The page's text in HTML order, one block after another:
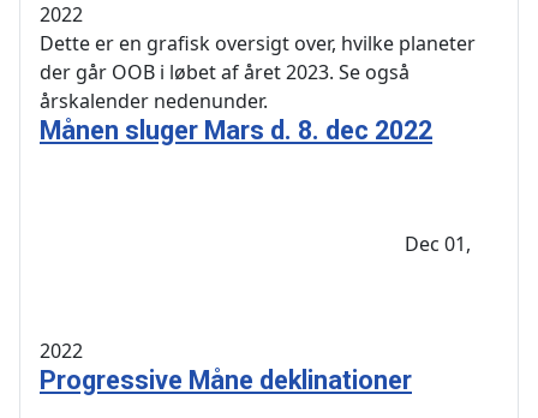
2022
Dette er en grafisk oversigt over, hvilke planeter
der går OOB i løbet af året 2023. Se også
årskalender nedenunder.
Månen sluger Mars d. 8. dec 2022
Dec 01,
2022
Progressive Måne deklinationer